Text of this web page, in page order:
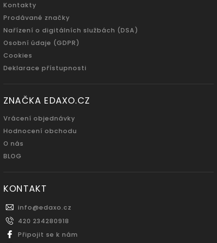
Kontakty
Prodávané značky
Nařízení o digitálních službách (DSA)
Osobní údaje (GDPR)
Cookies
Deklarace přístupnosti
ZNAČKA EDAXO.CZ
Vrácení objednávky
Hodnocení obchodu
O nás
BLOG
KONTAKT
info@edaxo.cz
420 234280918
Připojit se k nám